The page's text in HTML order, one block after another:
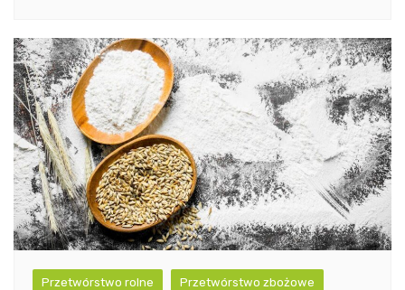
Przetwórstwo rolne Przetwórstwo zbożowe